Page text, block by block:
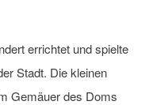
errichtet und spielte
Stadt. Die kleinen
Gemäuer des Doms